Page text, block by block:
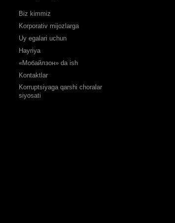
Biz kimmiz
Korporativ mijozlarga
Uy egalari uchun
Hayriya
«Мобайлзон» da ish
Kontaktlar
Korruptsiyaga qarshi choralar
siyosati